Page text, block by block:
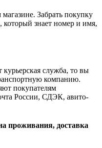
Забрать покупку
знает номер и имя,
курьерская служба, то вы
компанию.
покупателям
России, СДЭК, авито-
проживания, доставка